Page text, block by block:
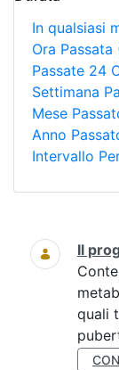
In qualsiasi
Ora Passata
Passate 24
Settimana
Mese
Anno
Intervallo
Ricerca
Il
quali